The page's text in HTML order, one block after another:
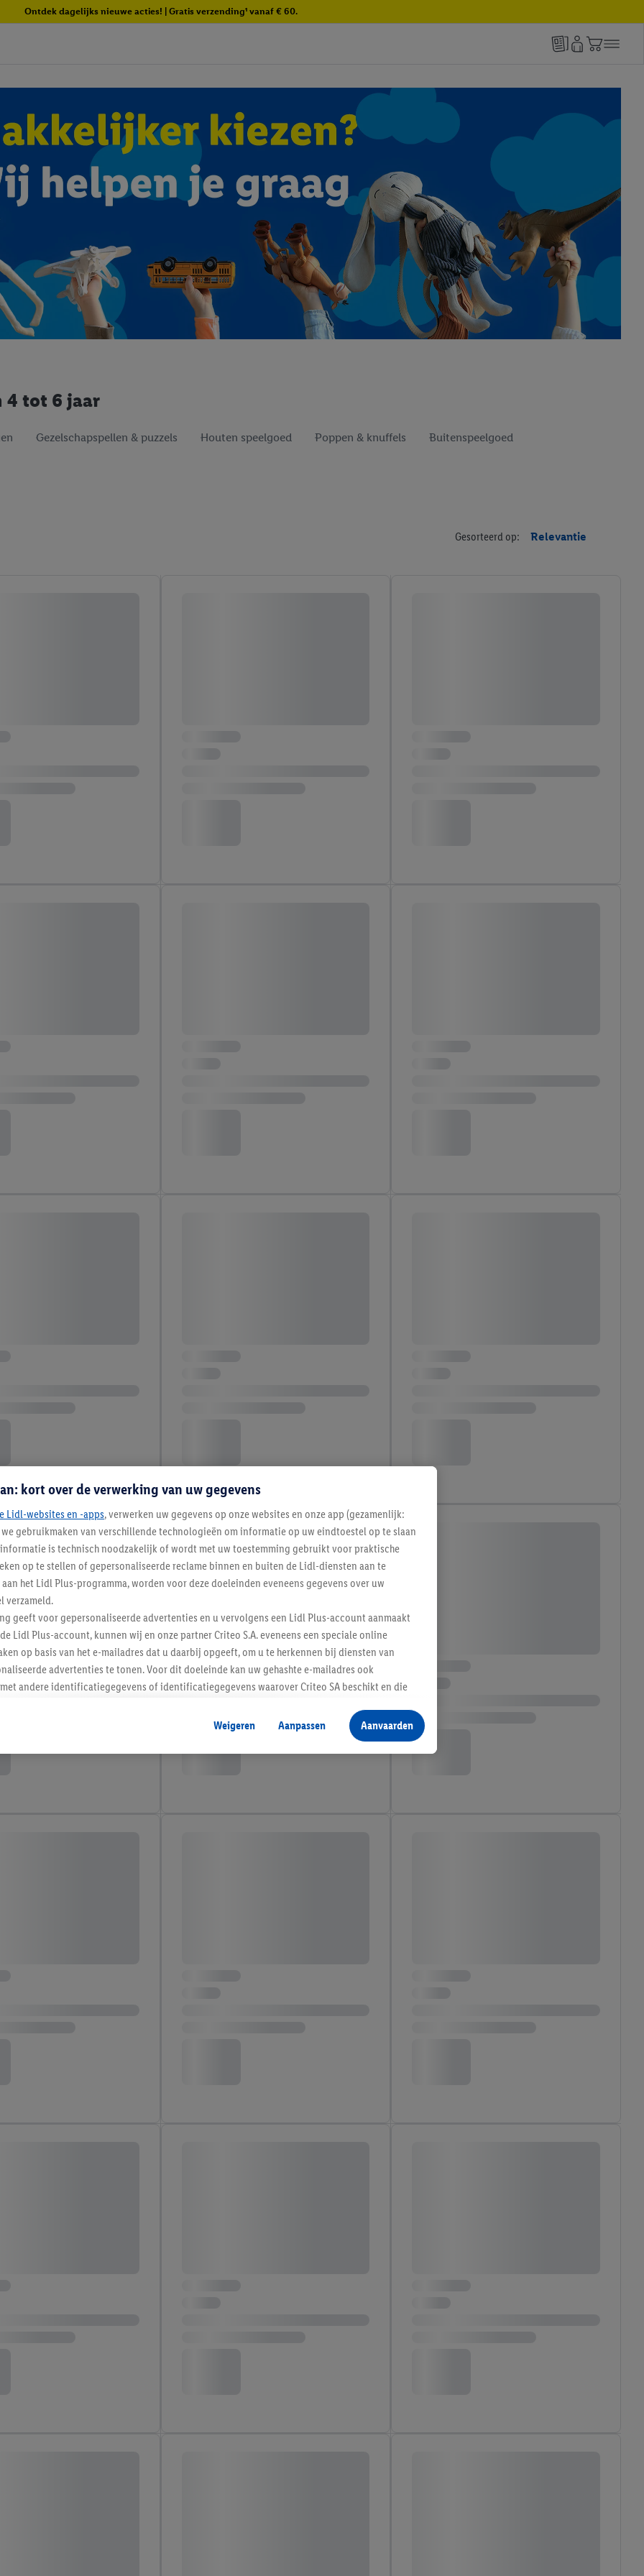
Ontdek dagelijks nieuwe acties! | Gratis verzending¹ vanaf € 60.
4 tot 6 jaar
Gezelschapspellen & puzzels Houten speelgoed Poppen & knuffels Buitenspeelgoed
Gesorteerd op: Relevantie
kort over de verwerking van uw gegevens
Lidl-websites en -apps, verwerken uw gegevens op onze websites en onze app (gezamenlijk:
gebruikmaken van verschillende technologieën om informatie op uw eindtoestel op te slaan
is technisch noodzakelijk of wordt met uw toestemming gebruikt voor praktische
op te stellen of gepersonaliseerde reclame binnen en buiten de Lidl-diensten aan te
het Lidl Plus-programma, worden voor deze doeleinden eveneens gegevens over uw
verzameld.
geeft voor gepersonaliseerde advertenties en u vervolgens een Lidl Plus-account aanmaakt
Lidl Plus-account, kunnen wij en onze partner Criteo S.A. eveneens een speciale online
op basis van het e-mailadres dat u daarbij opgeeft, om u te herkennen bij diensten van
advertenties te tonen. Voor dit doeleinde kan uw gehashte e-mailadres ook
andere identificatiegegevens of identificatiegegevens waarover Criteo SA beschikt en die
kunnen advertenties in het kader van retargeting, d.w.z. advertenties voor producten waarin
(bijvoorbeeld door het product in de webshop aan uw winkelmandje toe te voegen, maar het
apparaten en verschillende Lidl-diensten worden weergegeven als er met behulp
Weigeren Aanpassen Aanvaarden